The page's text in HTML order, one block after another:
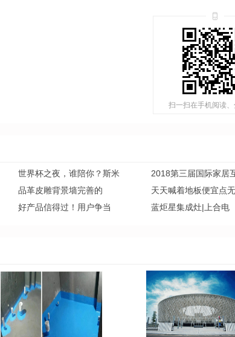
扫一扫在手机阅读
世界杯之夜，谁陪你？斯米
2018第三届国际家居
品革皮雕背景墙完善的
天天喊着地板便宜点无
好产品信得过！用户争当 蓝炬星集成灶|上合电